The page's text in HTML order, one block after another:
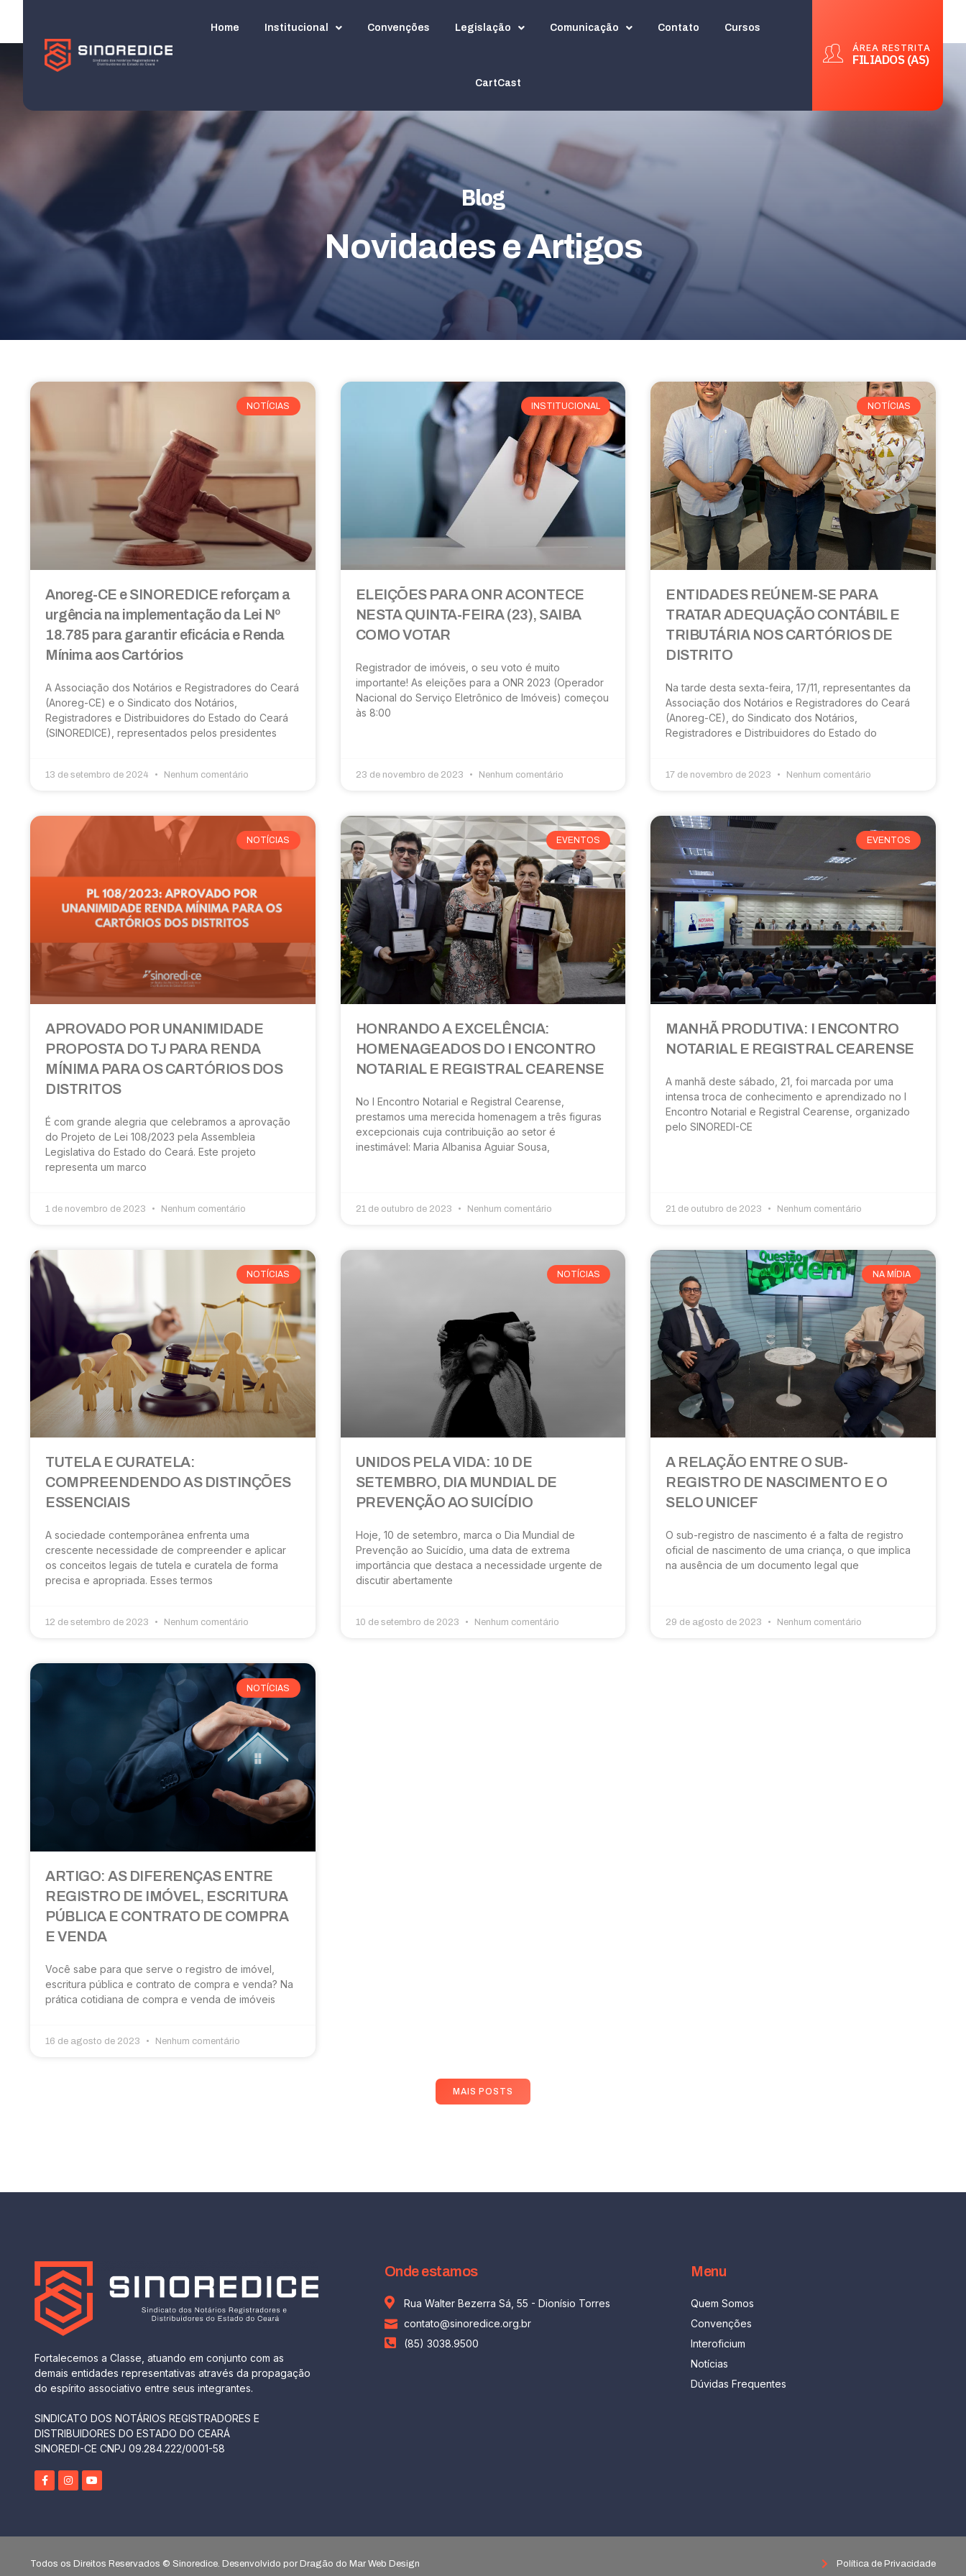
Home Institucional Convenções Legislação Comunicação Contato Cursos
CartCast
ÁREA RESTRITA
FILIADOS (AS)
Blog
Novidades e Artigos
NOTÍCIAS
Anoreg-CE e SINOREDICE reforçam a
urgência na implementação da Lei Nº
18.785 para garantir eficácia e Renda
Mínima aos Cartórios
A Associação dos Notários e Registradores do Ceará
(Anoreg-CE) e o Sindicato dos Notários,
Registradores e Distribuidores do Estado do Ceará
(SINOREDICE), representados pelos presidentes
13 de setembro de 2024 Nenhum comentário
INSTITUCIONAL
ELEIÇÕES PARA ONR ACONTECE
NESTA QUINTA-FEIRA (23), SAIBA
COMO VOTAR
Registrador de imóveis, o seu voto é muito
importante! As eleições para a ONR 2023 (Operador
Nacional do Serviço Eletrônico de Imóveis) começou
às 8:00
23 de novembro de 2023 Nenhum comentário
NOTÍCIAS
ENTIDADES REÚNEM-SE PARA
TRATAR ADEQUAÇÃO CONTÁBIL E
TRIBUTÁRIA NOS CARTÓRIOS DE
DISTRITO
Na tarde desta sexta-feira, 17/11, representantes da
Associação dos Notários e Registradores do Ceará
(Anoreg-CE), do Sindicato dos Notários,
Registradores e Distribuidores do Estado do
17 de novembro de 2023 Nenhum comentário
NOTÍCIAS
APROVADO POR UNANIMIDADE
PROPOSTA DO TJ PARA RENDA
MÍNIMA PARA OS CARTÓRIOS DOS
DISTRITOS
É com grande alegria que celebramos a aprovação
do Projeto de Lei 108/2023 pela Assembleia
Legislativa do Estado do Ceará. Este projeto
representa um marco
1 de novembro de 2023 Nenhum comentário
EVENTOS
HONRANDO A EXCELÊNCIA:
HOMENAGEADOS DO I ENCONTRO
NOTARIAL E REGISTRAL CEARENSE
No I Encontro Notarial e Registral Cearense,
prestamos uma merecida homenagem a três figuras
excepcionais cuja contribuição ao setor é
inestimável: Maria Albanisa Aguiar Sousa,
21 de outubro de 2023 Nenhum comentário
EVENTOS
MANHÃ PRODUTIVA: I ENCONTRO
NOTARIAL E REGISTRAL CEARENSE
A manhã deste sábado, 21, foi marcada por uma
intensa troca de conhecimento e aprendizado no I
Encontro Notarial e Registral Cearense, organizado
pelo SINOREDI-CE
21 de outubro de 2023 Nenhum comentário
NOTÍCIAS
TUTELA E CURATELA:
COMPREENDENDO AS DISTINÇÕES
ESSENCIAIS
A sociedade contemporânea enfrenta uma
crescente necessidade de compreender e aplicar
os conceitos legais de tutela e curatela de forma
precisa e apropriada. Esses termos
12 de setembro de 2023 Nenhum comentário
NOTÍCIAS
UNIDOS PELA VIDA: 10 DE
SETEMBRO, DIA MUNDIAL DE
PREVENÇÃO AO SUICÍDIO
Hoje, 10 de setembro, marca o Dia Mundial de
Prevenção ao Suicídio, uma data de extrema
importância que destaca a necessidade urgente de
discutir abertamente
10 de setembro de 2023 Nenhum comentário
NA MÍDIA
A RELAÇÃO ENTRE O SUB-
REGISTRO DE NASCIMENTO E O
SELO UNICEF
O sub-registro de nascimento é a falta de registro
oficial de nascimento de uma criança, o que implica
na ausência de um documento legal que
29 de agosto de 2023 Nenhum comentário
NOTÍCIAS
ARTIGO: AS DIFERENÇAS ENTRE
REGISTRO DE IMÓVEL, ESCRITURA
PÚBLICA E CONTRATO DE COMPRA
E VENDA
Você sabe para que serve o registro de imóvel,
escritura pública e contrato de compra e venda? Na
prática cotidiana de compra e venda de imóveis
16 de agosto de 2023 Nenhum comentário
MAIS POSTS
Fortalecemos a Classe, atuando em conjunto com as
demais entidades representativas através da propagação
do espírito associativo entre seus integrantes.
SINDICATO DOS NOTÁRIOS REGISTRADORES E
DISTRIBUIDORES DO ESTADO DO CEARÁ
SINOREDI-CE CNPJ 09.284.222/0001-58
Onde estamos
Rua Walter Bezerra Sá, 55 - Dionísio Torres
contato@sinoredice.org.br
(85) 3038.9500
Menu
Quem Somos
Convenções
Interoficium
Notícias
Dúvidas Frequentes
Todos os Direitos Reservados © Sinoredice. Desenvolvido por Dragão do Mar Web Design Política de Privacidade